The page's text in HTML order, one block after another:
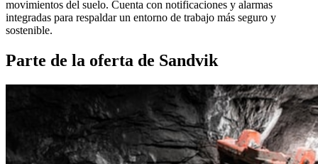
movimientos del suelo. Cuenta con notificaciones y alarmas
integradas para respaldar un entorno de trabajo más seguro y
sostenible.
Parte de la oferta de Sandvik